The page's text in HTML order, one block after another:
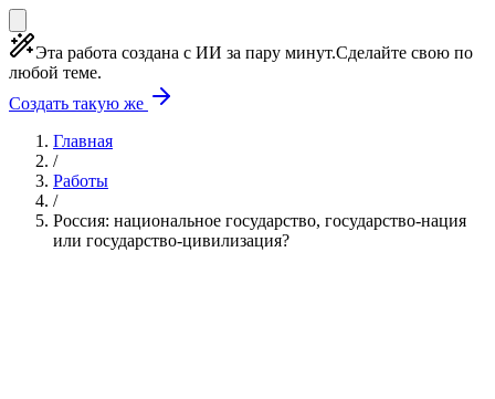
Эта работа создана с ИИ за пару минут.Сделайте свою по
любой теме.
Создать такую же
Главная
/
Работы
/
Россия: национальное государство, государство-нация
или государство-цивилизация?